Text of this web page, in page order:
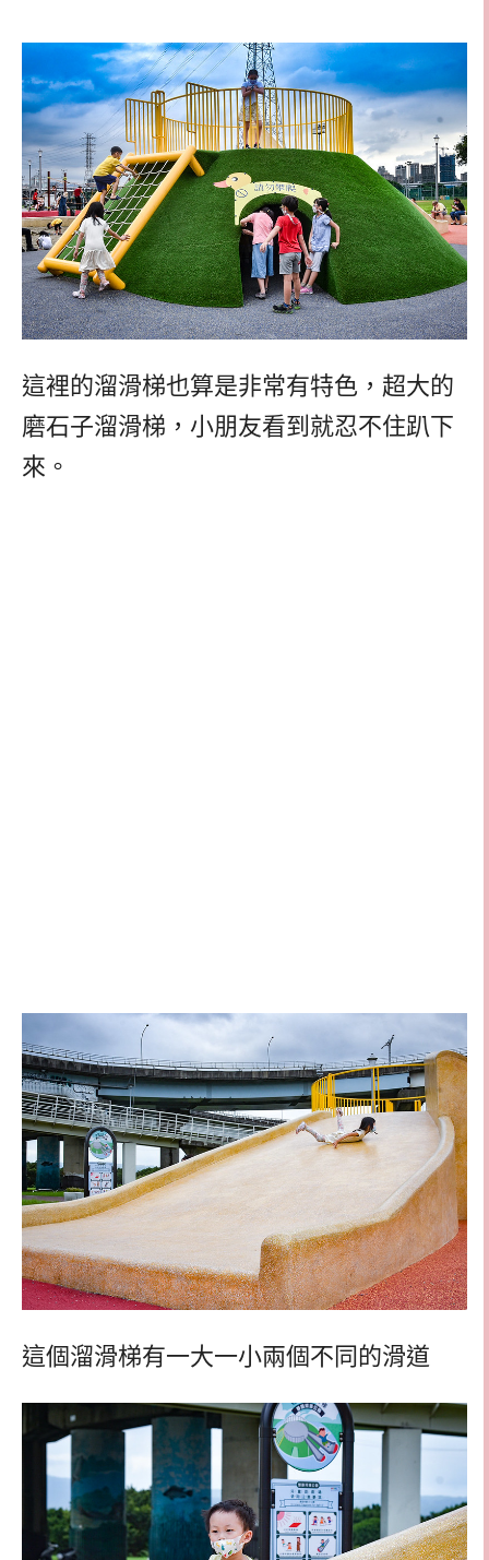
這裡的溜滑梯也算是非常有特色，超大的
磨石子溜滑梯，小朋友看到就忍不住趴下
來。
這個溜滑梯有一大一小兩個不同的滑道